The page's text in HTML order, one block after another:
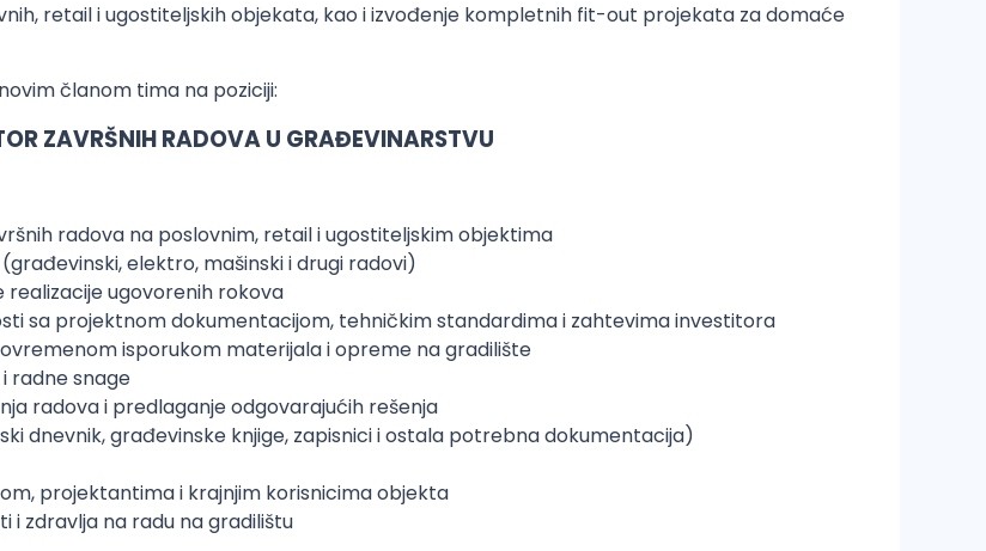
retail i ugostiteljskih objekata, kao i izvođenje kompletnih fit-out projekata za domaće
članom tima na poziciji:
ZAVRŠNIH RADOVA U GRAĐEVINARSTVU
radova na poslovnim, retail i ugostiteljskim objektima
elektro, mašinski i drugi radovi)
realizacije ugovorenih rokova
sa projektnom dokumentacijom, tehničkim standardima i zahtevima investitora
isporukom materijala i opreme na gradilište
radne snage
radova i predlaganje odgovarajućih rešenja
dnevnik, građevinske knjige, zapisnici i ostala potrebna dokumentacija)
projektantima i krajnjim korisnicima objekta
zdravlja na radu na gradilištu